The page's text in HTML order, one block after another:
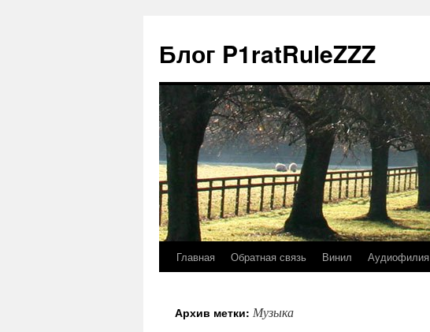
Блог P1ratRuleZZZ
Главная Обратная связь Винил Аудиофилия
Архив метки: Музыка